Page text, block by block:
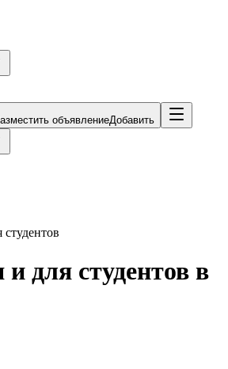
объявлениеДобавить
для студентов в